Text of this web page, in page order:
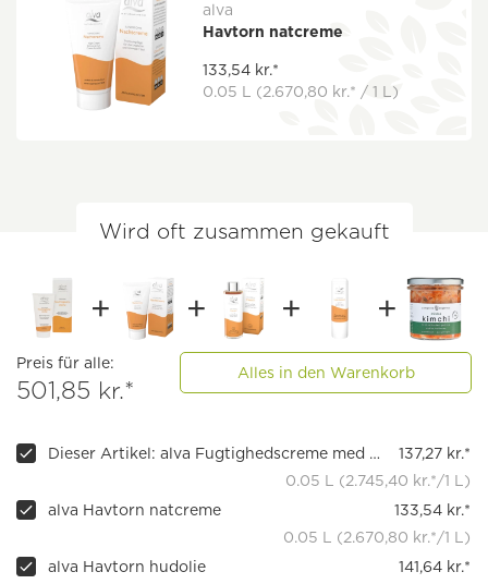
alva
Havtorn natcreme
133,54 kr.*
0.05 L (2.670,80 kr.* / 1 L)
Wird oft zusammen gekauft
Preis für alle:
501,85 kr.*
Alles in den Warenkorb
Dieser Artikel: alva Fugtighedscreme med havtorn
137,27 kr.*
0.05 L (2.745,40 kr.*/1 L)
alva Havtorn natcreme
133,54 kr.*
0.05 L (2.670,80 kr.*/1 L)
alva Havtorn hudolie
141,64 kr.*